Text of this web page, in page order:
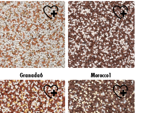
Granada6 Morocco1